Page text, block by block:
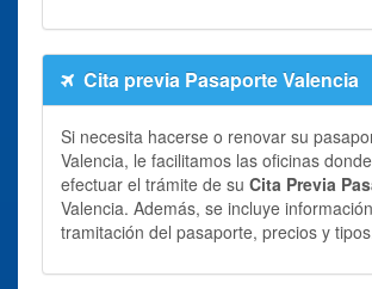
Cita previa Pasaporte Valencia
Si necesita hacerse o renovar su
Valencia, le facilitamos las oficinas
efectuar el trámite de su Cita Previa
Valencia. Además, se incluye
tramitación del pasaporte, precios y